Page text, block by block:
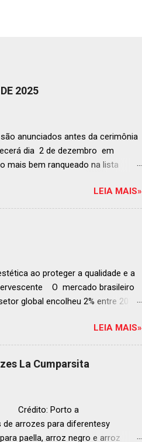
2025
anunciados antes da cerimônia
dia 2 de dezembro em
bem ranqueado na lista
vibrante e diversificado da
da organização em reconhecer
para a grande revelação da
LEIA MAIS»
ao proteger a qualidade e a
O mercado brasileiro
global encolheu 2% entre 2019
de taças cheias e expansão
de vidro, se posiciona como
por trás da embalagem perfeita
igual, prepare-se para
LEIA MAIS»
La Cumparsita
Crédito: Porto a
arrozes para diferentesy
paella, arroz negro e arroz